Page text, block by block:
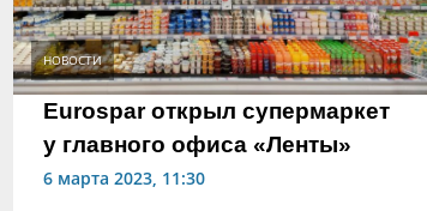
НОВОСТИ
Eurospar открыл супермаркет
у главного офиса «Ленты»
6 марта 2023, 11:30